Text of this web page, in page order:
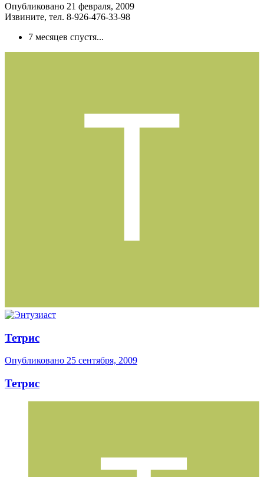
Опубликовано 21 февраля, 2009
Извините, тел. 8-926-476-33-98
7 месяцев спустя...
Тетрис
Опубликовано 25 сентября, 2009
Тетрис